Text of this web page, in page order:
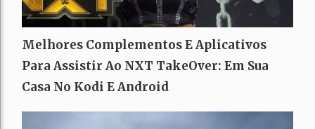
Melhores Complementos E Aplicativos
Para Assistir Ao NXT TakeOver: Em Sua
Casa No Kodi E Android